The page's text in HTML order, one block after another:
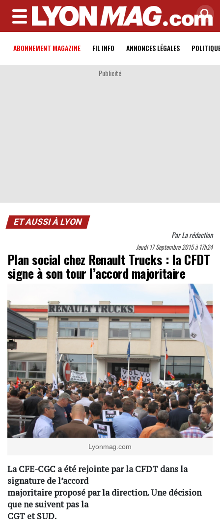
MENU
ABONNEMENT MAGAZINE FIL INFO ANNONCES LÉGALES
Publicité
ET AUSSI À LYON
ParLa rédaction
Jeudi 17 Septembre 2015 à 17h24
Plan social chez Renault Trucks : la CFDT
signe à son tour l’accord majoritaire
Lyonmag.com
La CFE-CGC a été rejointe par la CFDT dans la
signature de l’accord
majoritaire proposé par la direction. Une décision
que ne suivent pas la
CGT et SUD.